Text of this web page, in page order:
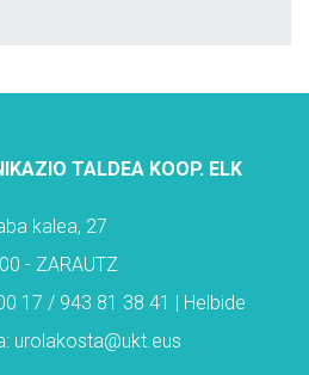
TALDEA KOOP. ELK
kalea, 27
- ZARAUTZ
17 / 943 81 38 41 | Helbide
urolakosta@ukt.eus